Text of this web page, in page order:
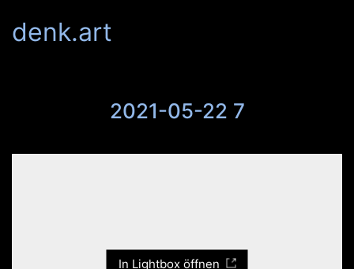
denk.art
2021-05-22 7
In Lightbox öffnen